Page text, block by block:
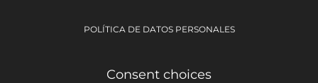
POLÍTICA DE DATOS PERSONALES
Consent choices